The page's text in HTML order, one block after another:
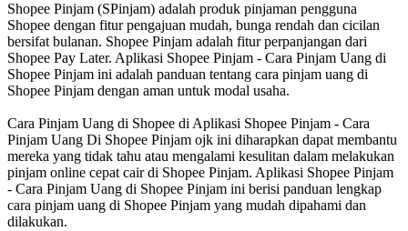
Shopee Pinjam (SPinjam) adalah produk pinjaman pengguna
Shopee dengan fitur pengajuan mudah, bunga rendah dan cicilan
bersifat bulanan. Shopee Pinjam adalah fitur perpanjangan dari
Shopee Pay Later. Aplikasi Shopee Pinjam - Cara Pinjam Uang di
Shopee Pinjam ini adalah panduan tentang cara pinjam uang di
Shopee Pinjam dengan aman untuk modal usaha.
Cara Pinjam Uang di Shopee di Aplikasi Shopee Pinjam - Cara
Pinjam Uang Di Shopee Pinjam ojk ini diharapkan dapat membantu
mereka yang tidak tahu atau mengalami kesulitan dalam melakukan
pinjam online cepat cair di Shopee Pinjam. Aplikasi Shopee Pinjam
- Cara Pinjam Uang di Shopee Pinjam ini berisi panduan lengkap
cara pinjam uang di Shopee Pinjam yang mudah dipahami dan
dilakukan.